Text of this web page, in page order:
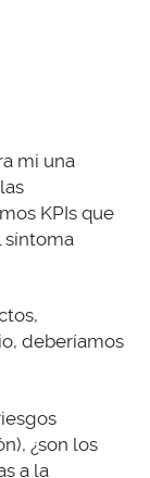
mi una
KPIs que
síntoma
deberíamos
¿son los
a la